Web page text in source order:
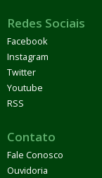
Redes Sociais
Facebook
Instagram
Twitter
Youtube
RSS
Contato
Fale Conosco
Ouvidoria